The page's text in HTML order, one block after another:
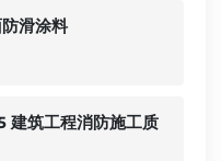
滑涂料
筑工程消防施工质